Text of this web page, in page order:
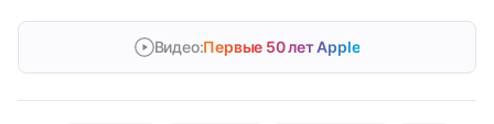
Видео:Первые 50 лет Apple